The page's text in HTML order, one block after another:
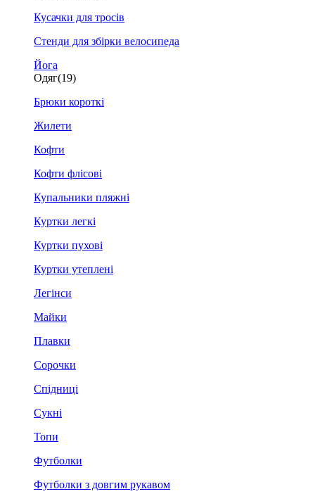
Кусачки для тросів
Стенди для збірки велосипеда
Йога
Одяг(19)
Брюки короткі
Жилети
Кофти
Кофти флісові
Купальники пляжні
Куртки легкі
Куртки пухові
Куртки утеплені
Легінси
Майки
Плавки
Сорочки
Спідниці
Сукні
Топи
Футболки
Футболки з довгим рукавом